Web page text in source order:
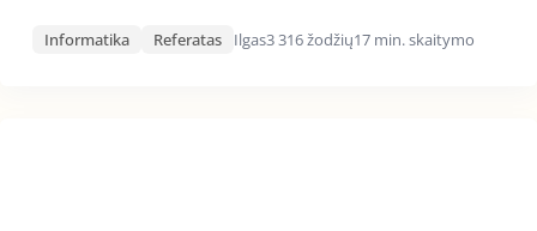
Informatika Referatas Ilgas3 316 žodžių17 min. skaitymo